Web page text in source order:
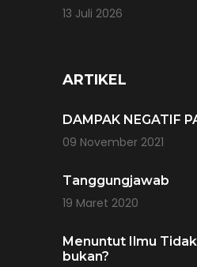
13 Juli 2026
ARTIKEL
DAMPAK NEGATIF
09 November 2021
Tanggungjawab
19 Maret 2020
Menuntut Ilmu
bukan?